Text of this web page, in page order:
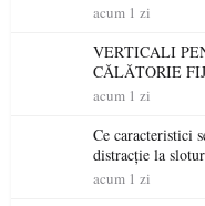
acum 1 zi
VERTICALI
CĂLĂTORIE
acum 1 zi
Ce caracteristici
distracție la
acum 1 zi